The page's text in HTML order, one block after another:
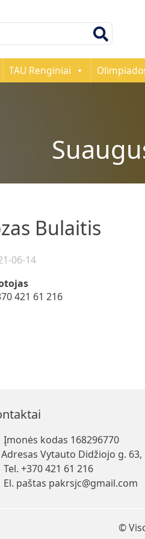
TAU Renginiai
Bulaitis
06-14
421 61 216
Įmonės kodas 168296770
Adresas Vytauto Didžiojo g. 63,
Tel. +370 421 61 216
El. paštas pakrsjc@gmail.com
©